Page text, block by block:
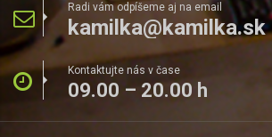
Radi vám odpíšeme aj na email
kamilka@kamilka.sk
Kontaktujte nás v čase
09.00 – 20.00 h